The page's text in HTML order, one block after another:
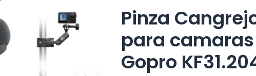
Pinza
para
Gopro